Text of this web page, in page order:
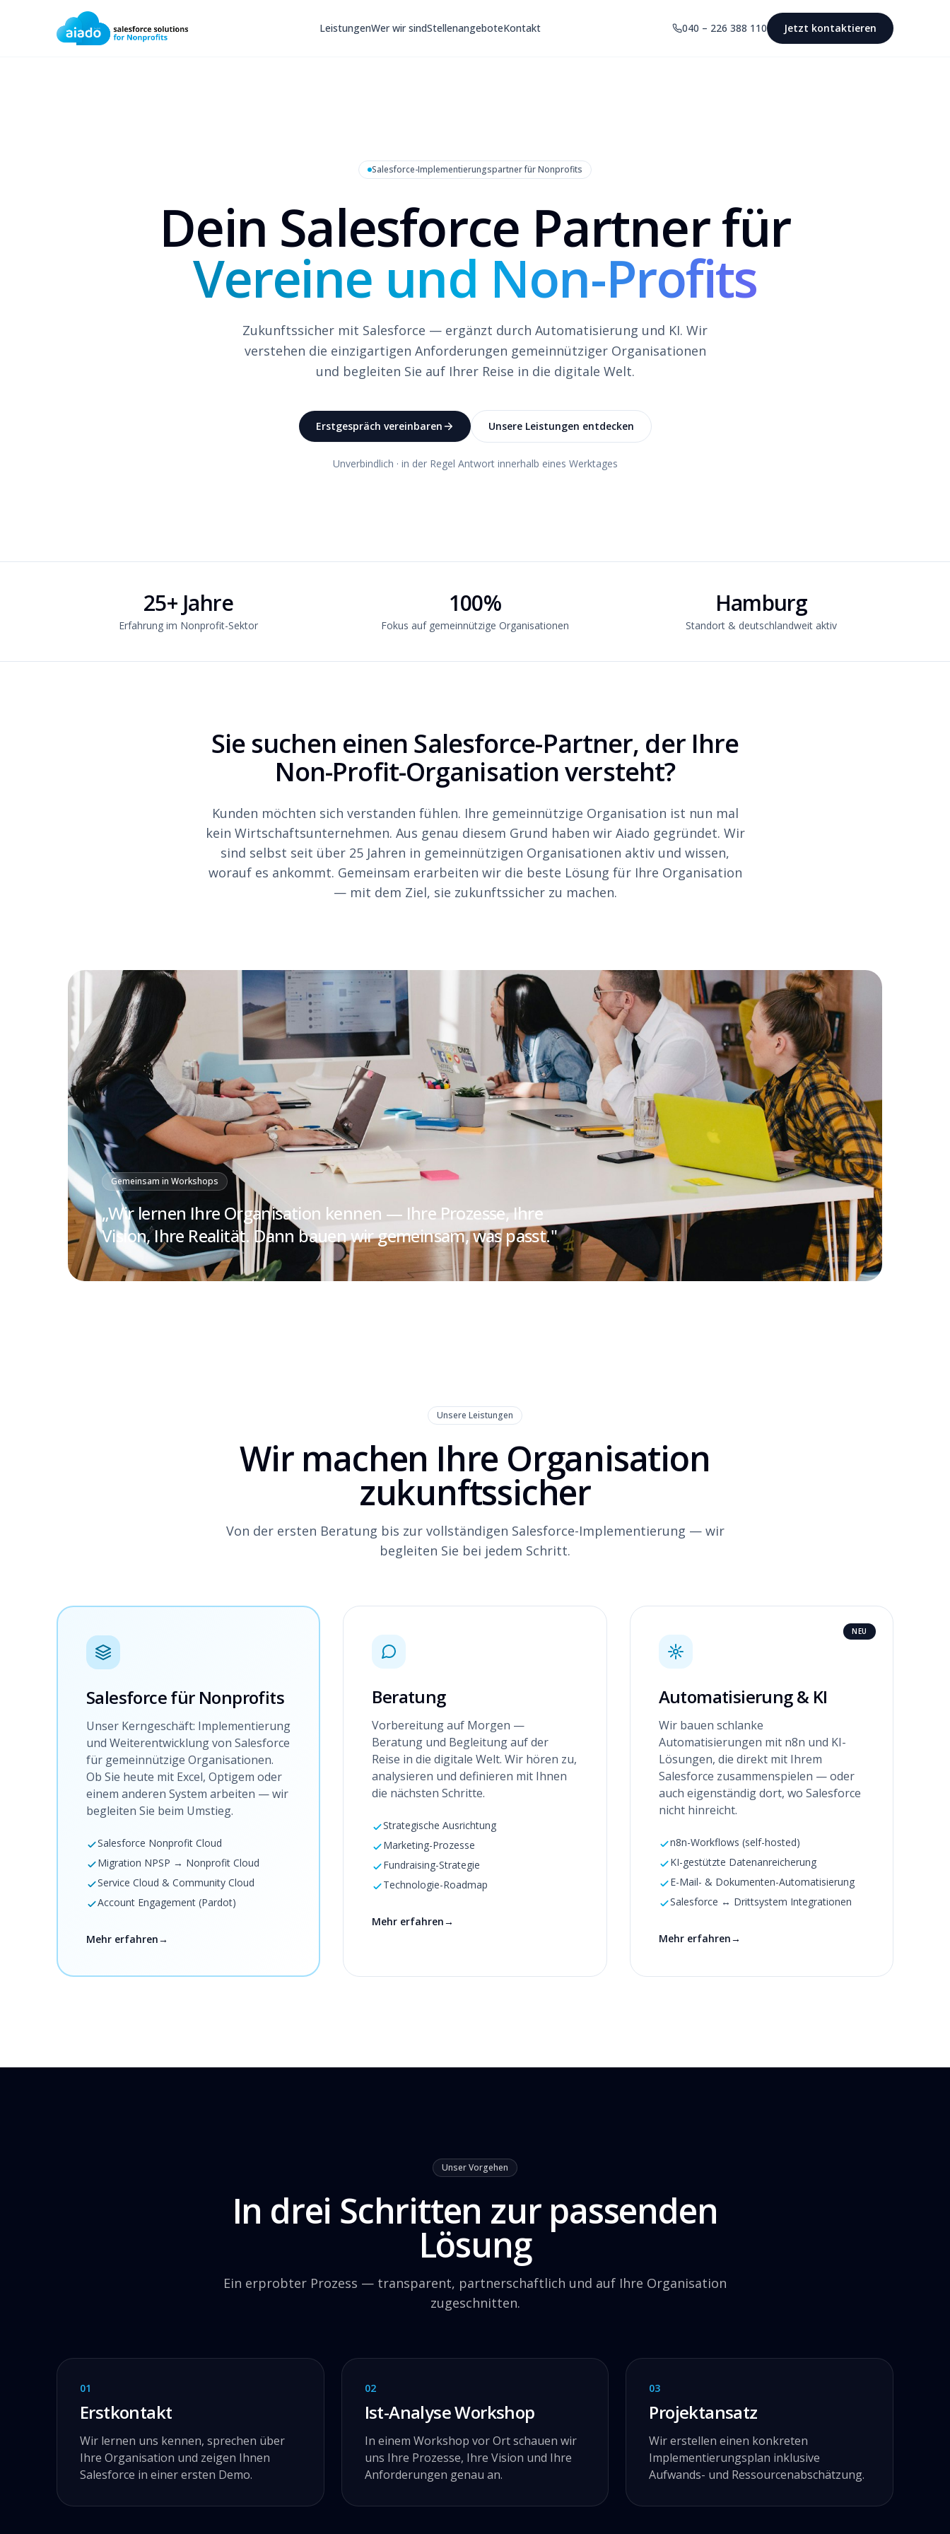
LeistungenWer wir sindStellenangeboteKontakt 040 – 226 388 110 Jetzt kontaktieren
Salesforce-Implementierungspartner für Nonprofits
Dein Salesforce Partner für
Vereine und Non-Profits
Zukunftssicher mit Salesforce — ergänzt durch Automatisierung und KI. Wir
verstehen die einzigartigen Anforderungen gemeinnütziger Organisationen
und begleiten Sie auf Ihrer Reise in die digitale Welt.
Erstgespräch vereinbaren Unsere Leistungen entdecken
Unverbindlich · in der Regel Antwort innerhalb eines Werktages
25+ Jahre
Erfahrung im Nonprofit-Sektor
100%
Fokus auf gemeinnützige Organisationen
Hamburg
Standort & deutschlandweit aktiv
Sie suchen einen Salesforce-Partner, der Ihre
Non-Profit-Organisation versteht?
Kunden möchten sich verstanden fühlen. Ihre gemeinnützige Organisation ist nun mal
kein Wirtschaftsunternehmen. Aus genau diesem Grund haben wir Aiado gegründet. Wir
sind selbst seit über 25 Jahren in gemeinnützigen Organisationen aktiv und wissen,
worauf es ankommt. Gemeinsam erarbeiten wir die beste Lösung für Ihre Organisation
— mit dem Ziel, sie zukunftssicher zu machen.
Gemeinsam in Workshops
„Wir lernen Ihre Organisation kennen — Ihre Prozesse, Ihre
Vision, Ihre Realität. Dann bauen wir gemeinsam, was passt."
Unsere Leistungen
Wir machen Ihre Organisation
zukunftssicher
Von der ersten Beratung bis zur vollständigen Salesforce-Implementierung — wir
begleiten Sie bei jedem Schritt.
Salesforce für Nonprofits
Unser Kerngeschäft: Implementierung
und Weiterentwicklung von Salesforce
für gemeinnützige Organisationen.
Ob Sie heute mit Excel, Optigem oder
einem anderen System arbeiten — wir
begleiten Sie beim Umstieg.
Salesforce Nonprofit Cloud
Migration NPSP → Nonprofit Cloud
Service Cloud & Community Cloud
Account Engagement (Pardot)
Mehr erfahren→
Beratung
Vorbereitung auf Morgen —
Beratung und Begleitung auf der
Reise in die digitale Welt. Wir hören zu,
analysieren und definieren mit Ihnen
die nächsten Schritte.
Strategische Ausrichtung
Marketing-Prozesse
Fundraising-Strategie
Technologie-Roadmap
Mehr erfahren→
NEU
Automatisierung & KI
Wir bauen schlanke
Automatisierungen mit n8n und KI-
Lösungen, die direkt mit Ihrem
Salesforce zusammenspielen — oder
auch eigenständig dort, wo Salesforce
nicht hinreicht.
n8n-Workflows (self-hosted)
KI-gestützte Datenanreicherung
E-Mail- & Dokumenten-Automatisierung
Salesforce ↔ Drittsystem Integrationen
Mehr erfahren→
Unser Vorgehen
In drei Schritten zur passenden
Lösung
Ein erprobter Prozess — transparent, partnerschaftlich und auf Ihre Organisation
zugeschnitten.
01
Erstkontakt
Wir lernen uns kennen, sprechen über
Ihre Organisation und zeigen Ihnen
Salesforce in einer ersten Demo.
02
Ist-Analyse Workshop
In einem Workshop vor Ort schauen wir
uns Ihre Prozesse, Ihre Vision und Ihre
Anforderungen genau an.
03
Projektansatz
Wir erstellen einen konkreten
Implementierungsplan inklusive
Aufwands- und Ressourcenabschätzung.